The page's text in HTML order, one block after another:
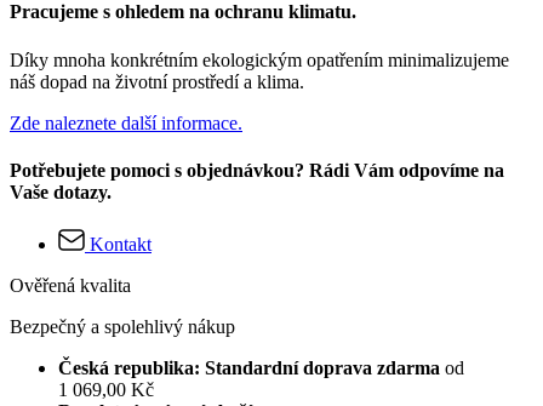
Pracujeme s ohledem na ochranu klimatu.
Díky mnoha konkrétním ekologickým opatřením minimalizujeme
náš dopad na životní prostředí a klima.
Zde naleznete další informace.
Potřebujete pomoci s objednávkou? Rádi Vám odpovíme na
Vaše dotazy.
Kontakt
Ověřená kvalita
Bezpečný a spolehlivý nákup
Česká republika: Standardní doprava zdarma od
1 069,00 Kč